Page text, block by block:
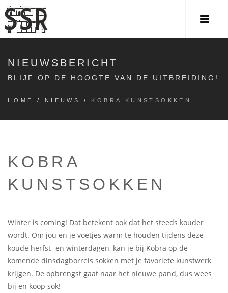
NIEUWSBERICHT
BLIJF OP DE HOOGTE VAN DE UITBREIDING!
HOME / NIEUWS / KOBRA KUNSTSOKKEN
KOBRA
KUNSTSOKKEN
Winter is coming! Dat betekent ook dat het steeds kouder
wordt. Om jou en je voetjes warm te houden tijdens deze
koude herfst- en winterdagen, kan je bij Kobra op de
komende dinsdagborrels sokken met je favoriete kunstwerk
krijgen. De opbrengst gaat naar het nieuwe pand, dus wees
bij en koop sok!